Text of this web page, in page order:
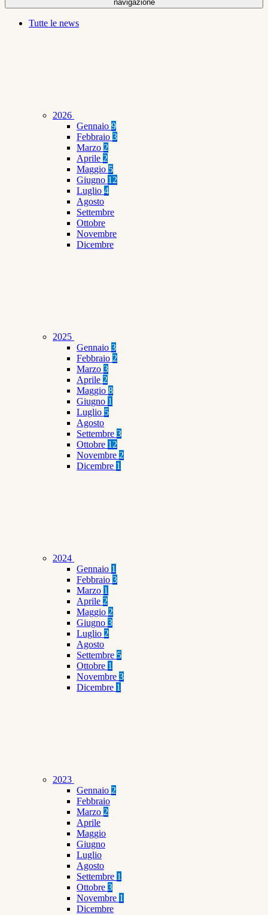
navigazione
Tutte le news
2026
Gennaio 9
Febbraio 3
Marzo 2
Aprile 2
Maggio 5
Giugno 12
Luglio 4
Agosto
Settembre
Ottobre
Novembre
Dicembre
2025
Gennaio 3
Febbraio 2
Marzo 3
Aprile 2
Maggio 8
Giugno 1
Luglio 5
Agosto
Settembre 3
Ottobre 12
Novembre 2
Dicembre 1
2024
Gennaio 1
Febbraio 3
Marzo 1
Aprile 2
Maggio 2
Giugno 3
Luglio 2
Agosto
Settembre 5
Ottobre 1
Novembre 3
Dicembre 1
2023
Gennaio 2
Febbraio
Marzo 2
Aprile
Maggio
Giugno
Luglio
Agosto
Settembre 1
Ottobre 3
Novembre 1
Dicembre